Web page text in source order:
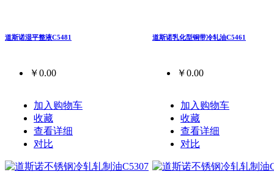
道斯诺湿平整液C5481
￥0.00
加入购物车
收藏
查看详细
对比
道斯诺乳化型铜带冷轧油C5461
￥0.00
加入购物车
收藏
查看详细
对比